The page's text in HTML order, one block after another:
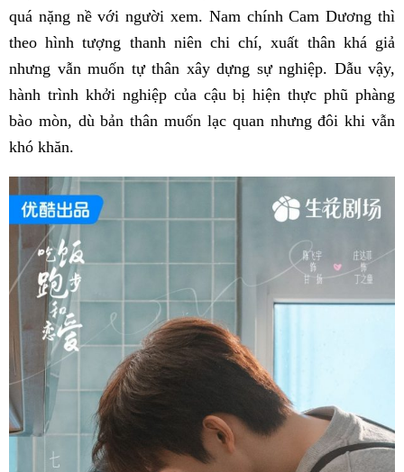
quá nặng nề với người xem. Nam chính Cam Dương thì
theo hình tượng thanh niên chi chí, xuất thân khá giả
nhưng vẫn muốn tự thân xây dựng sự nghiệp. Dẫu vậy,
hành trình khởi nghiệp của cậu bị hiện thực phũ phàng
bào mòn, dù bản thân muốn lạc quan nhưng đôi khi vẫn
khó khăn.